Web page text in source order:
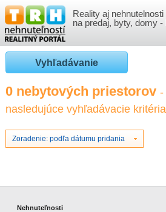
Reality aj nehnutelnosti
na predaj, byty, domy -
NEHNUTEĽNOSTI
BYTY
NOVOSTAVBY
NEBYTOVÉ PRIESTORY
VLOŽIŤ NEHNUTEĽNOSTI
PRIHLÁSENIE
REGISTRÁCIA
VÝVOJ CIEN REALÍT
ČLÁNKY O REALITÁCH
Vyhľadávanie
0 nebytových priestorov -
nasledujúce vyhľadávacie
Zoradenie: podľa dátumu pridania
Nehnuteľnosti